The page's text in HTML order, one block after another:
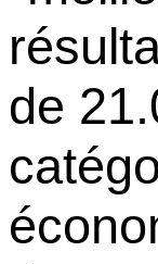
de